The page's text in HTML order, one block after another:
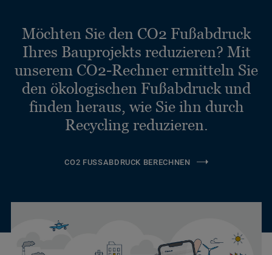
Möchten Sie den CO2 Fußabdruck
Ihres Bauprojekts reduzieren? Mit
unserem CO2-Rechner ermitteln Sie
den ökologischen Fußabdruck und
finden heraus, wie Sie ihn durch
Recycling reduzieren.
CO2 FUSSABDRUCK BERECHNEN